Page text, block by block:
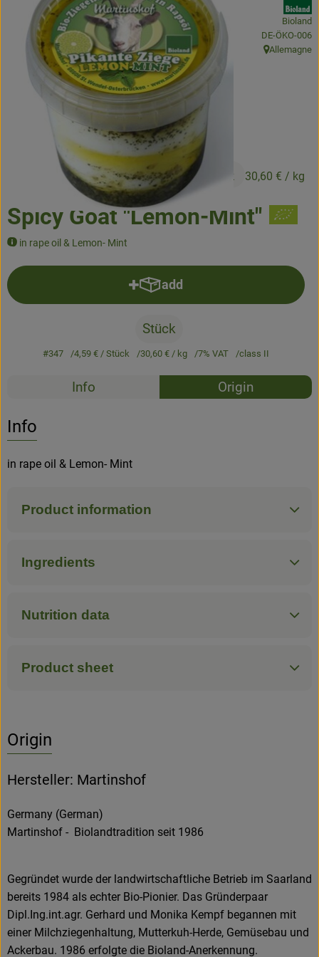
Baked goods
Natural products
Beverages
Vouchers & Gift Ideas
Delivery service
News
Spicy Goat "Lemon-Mint"
in rape oil & Lemon- Mint
4,59 €/ Stück 30,60 € / kg
Bioland
, certification
DE-ÖKO-006
, origin:
Allemagne
add
Add product to basket
Stück
#347 4,59 € / Stück 30,60 € / kg 7% VAT class II
Recipes
Info Origin
Info
in rape oil & Lemon- Mint
Product information
Ingredients
Nutrition data
Product sheet
Origin
Hersteller: Martinshof
Germany (German)
Martinshof - Biolandtradition seit 1986
Gegründet wurde der landwirtschaftliche Betrieb im Saarland
bereits 1984 als echter Bio-Pionier. Das Gründerpaar
Dipl.Ing.int.agr. Gerhard und Monika Kempf begannen mit
einer Milchziegenhaltung, Mutterkuh-Herde, Gemüsebau und
Ackerbau. 1986 erfolgte die Bioland-Anerkennung.